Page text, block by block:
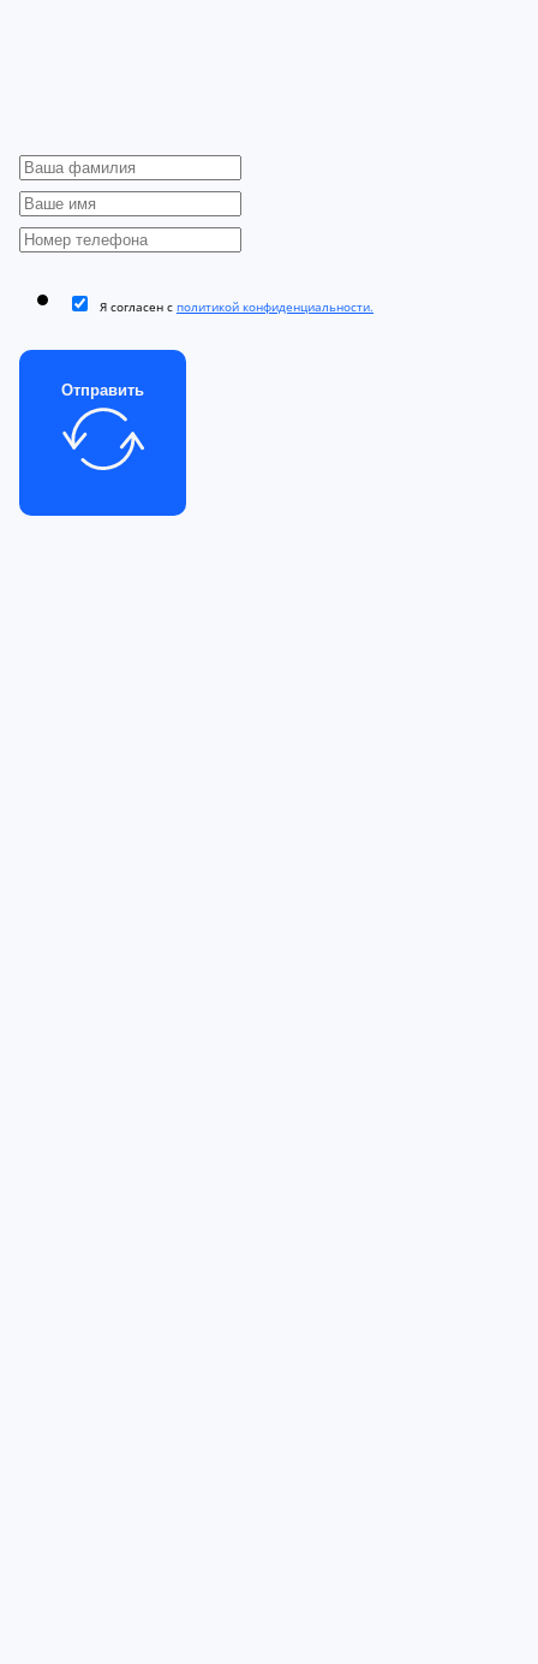
Я согласен с политикой конфиденциальности.
Отправить